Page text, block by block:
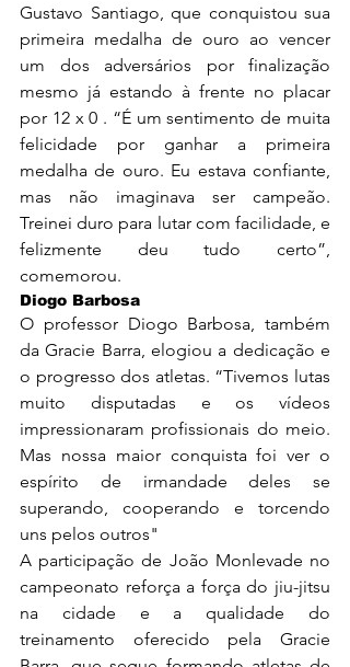
Gustavo Santiago, que conquistou sua
primeira medalha de ouro ao vencer
um dos adversários por finalização
mesmo já estando à frente no placar
por 12 x 0 . “É um sentimento de muita
felicidade por ganhar a primeira
medalha de ouro. Eu estava confiante,
mas não imaginava ser campeão.
Treinei duro para lutar com facilidade, e
felizmente deu tudo certo”,
comemorou.
Diogo Barbosa
O professor Diogo Barbosa, também
da Gracie Barra, elogiou a dedicação e
o progresso dos atletas. “Tivemos lutas
muito disputadas e os vídeos
impressionaram profissionais do meio.
Mas nossa maior conquista foi ver o
espírito de irmandade deles se
superando, cooperando e torcendo
uns pelos outros"
A participação de João Monlevade no
campeonato reforça a força do jiu-jitsu
na cidade e a qualidade do
treinamento oferecido pela Gracie